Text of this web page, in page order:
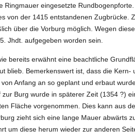
Ringmauer eingesetzte
von der 1415 entstandenen Zugbrücke.
über die Vorburg möglich. Wegen
Jhdt. aufgegeben worden sein.
bereits erwähnt eine beachtliche
blieb. Bemerkenswert ist, dass die Kern-
Anfang an so geplant und erbaut
Burg wurde in späterer Zeit (1354 ?)
Fläche vorgenommen. Dies kann aus
zieht sich eine lange Mauer abwärts
um diese herum wieder zur anderen